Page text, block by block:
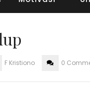
F Kristiono 0